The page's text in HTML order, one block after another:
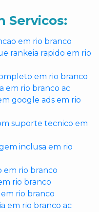
Servicos:
em rio branco
rankeia rapido em rio
em rio branco
em rio branco ac
google ads em rio
suporte tecnico em
inclusa em rio
em rio branco
rio branco
rio branco
em rio branco ac